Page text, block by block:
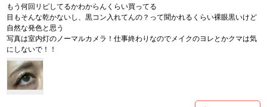
もう何回リピしてるかわからんくらい買ってる
目もそんな乾かないし、黒コン入れてんの？って聞かれるくらい裸眼黒いけど
自然な発色と思う
写真は室内灯のノーマルカメラ！仕事終わりなのでメイクのヨレとかクマは気
にしないで！！